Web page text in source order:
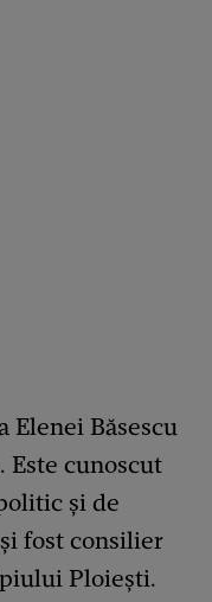
Elenei Băsescu
Este cunoscut
și de
fost consilier
Ploiești.